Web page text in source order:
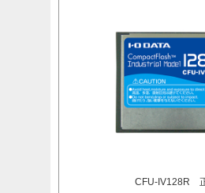
CFU-IV128R